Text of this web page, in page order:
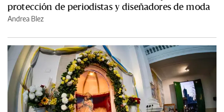
protección de periodistas y diseñadores de moda
Andrea Blez